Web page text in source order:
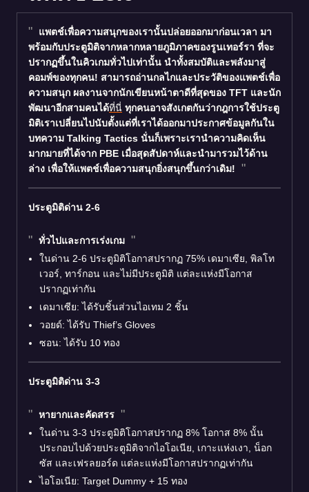
แพตช์เพื่อความสนุกของเรานั้นปล่อยออกมาก่อนเวลา มา
พร้อมกับประตูมิติจากหลากหลายภูมิภาคของรูนเทอร์รา ที่จะ
ปรากฏขึ้นในคิวเกมทั่วไปเท่านั้น นำทั้งสมบัติและพลังมาสู่
คอมพ์ของทุกคน! สามารถอ่านกลไกและประวัติของแพตช์เพื่อ
ความสนุก ผลงานจากนักเขียนหน้าตาดีที่สุดของ TFT และนัก
พัฒนาอีกสามคนได้ที่นี่ ทุกคนอาจสังเกตกันว่ากฎการใช้ประตู
มิติเราเปลี่ยนไปนับตั้งแต่ที่เราได้ออกมาประกาศข้อมูลกันใน
บทความ Talking Tactics นั่นก็เพราะเรานำความคิดเห็น
มากมายที่ได้จาก PBE เมื่อสุดสัปดาห์และนำมารวมไว้ด้าน
ล่าง เพื่อให้แพตช์เพื่อความสนุกยิ่งสนุกขึ้นกว่าเดิม!
ประตูมิติด่าน 2-6
ทั่วไปและการเร่งเกม
ในด่าน 2-6 ประตูมิติโอกาสปรากฏ 75% เดมาเซีย, พิลโท
เวอร์, ทาร์กอน และไม่มีประตูมิติ แต่ละแห่งมีโอกาส
ปรากฏเท่ากัน
เดมาเซีย: ได้รับชิ้นส่วนไอเทม 2 ชิ้น
วอยด์: ได้รับ Thief’s Gloves
ซอน: ได้รับ 10 ทอง
ประตูมิติด่าน 3-3
หายากและคัดสรร
ในด่าน 3-3 ประตูมิติโอกาสปรากฏ 8% โอกาส 8% นั้น
ประกอบไปด้วยประตูมิติจากไอโอเนีย, เกาะแห่งเงา, น็อก
ซัส และเฟรลยอร์ด แต่ละแห่งมีโอกาสปรากฏเท่ากัน
ไอโอเนีย: Target Dummy + 15 ทอง